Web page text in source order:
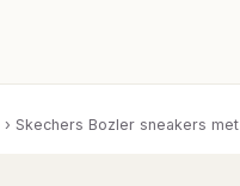
› Skechers Bozler sneakers